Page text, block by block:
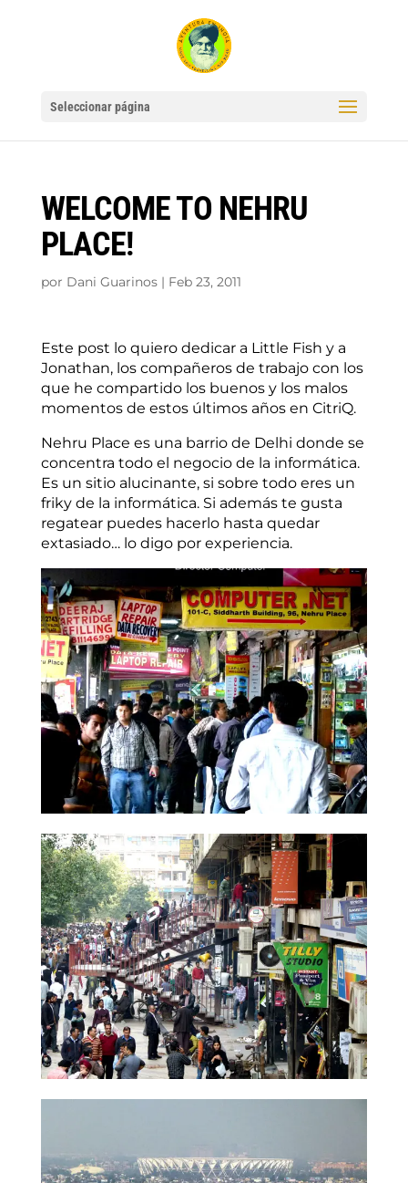
Seleccionar página
WELCOME TO NEHRU
PLACE!
por Dani Guarinos| Feb 23, 2011
Este post lo quiero dedicar a Little Fish y a
Jonathan, los compañeros de trabajo con los
que he compartido los buenos y los malos
momentos de estos últimos años en CitriQ.
Nehru Place es una barrio de Delhi donde se
concentra todo el negocio de la informática.
Es un sitio alucinante, si sobre todo eres un
friky de la informática. Si además te gusta
regatear puedes hacerlo hasta quedar
extasiado… lo digo por experiencia.